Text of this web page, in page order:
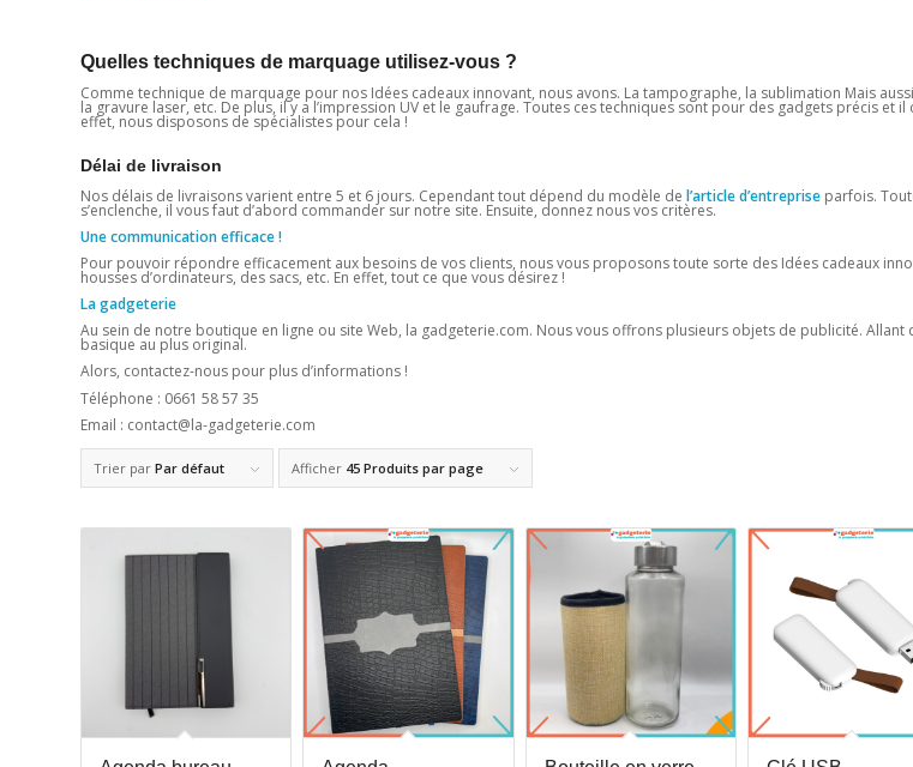
Quelles techniques de marquage utilisez-vous ?
Comme technique de marquage pour nos Idées cadeaux innovant, nous avons. La tampographe, la sublimation Mais
la gravure laser, etc. De plus, il y a l’impression UV et le gaufrage. Toutes ces techniques sont pour des gadgets précis et
effet, nous disposons de spécialistes pour cela !
Délai de livraison
Nos délais de livraisons varient entre 5 et 6 jours. Cependant tout dépend du modèle de l’articled’entreprise parfois.
s’enclenche, il vous faut d’abord commander sur notre site. Ensuite, donnez nous vos critères.
Une communication efficace !
Pour pouvoir répondre efficacement aux besoins de vos clients, nous vous proposons toute sorte des Idées cadeaux
housses d’ordinateurs, des sacs, etc. En effet, tout ce que vous désirez !
La gadgeterie
Au sein de notre boutique en ligne ou site Web, la gadgeterie.com. Nous vous offrons plusieurs objets de publicité. Allant
basique au plus original.
Alors, contactez-nous pour plus d’informations !
Téléphone : 0661 58 57 35
Email : contact@la-gadgeterie.com
Trier par Par défaut Afficher 45 Produits par page